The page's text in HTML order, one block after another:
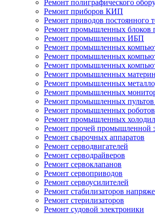
Ремонт полиграфического
Ремонт приборов КИП
Ремонт приводов постоянного
Ремонт промышленных блоков
Ремонт промышленных ИБП
Ремонт промышленных
Ремонт промышленных
Ремонт промышленных
Ремонт промышленных
Ремонт промышленных
Ремонт промышленных
Ремонт промышленных пультов
Ремонт промышленных роботов
Ремонт промышленных
Ремонт прочей промышленной
Ремонт сварочных аппаратов
Ремонт серводвигателей
Ремонт серводрайверов
Ремонт сервоклапанов
Ремонт сервоприводов
Ремонт сервоусилителей
Ремонт стабилизаторов
Ремонт стерилизаторов
Ремонт судовой электроники